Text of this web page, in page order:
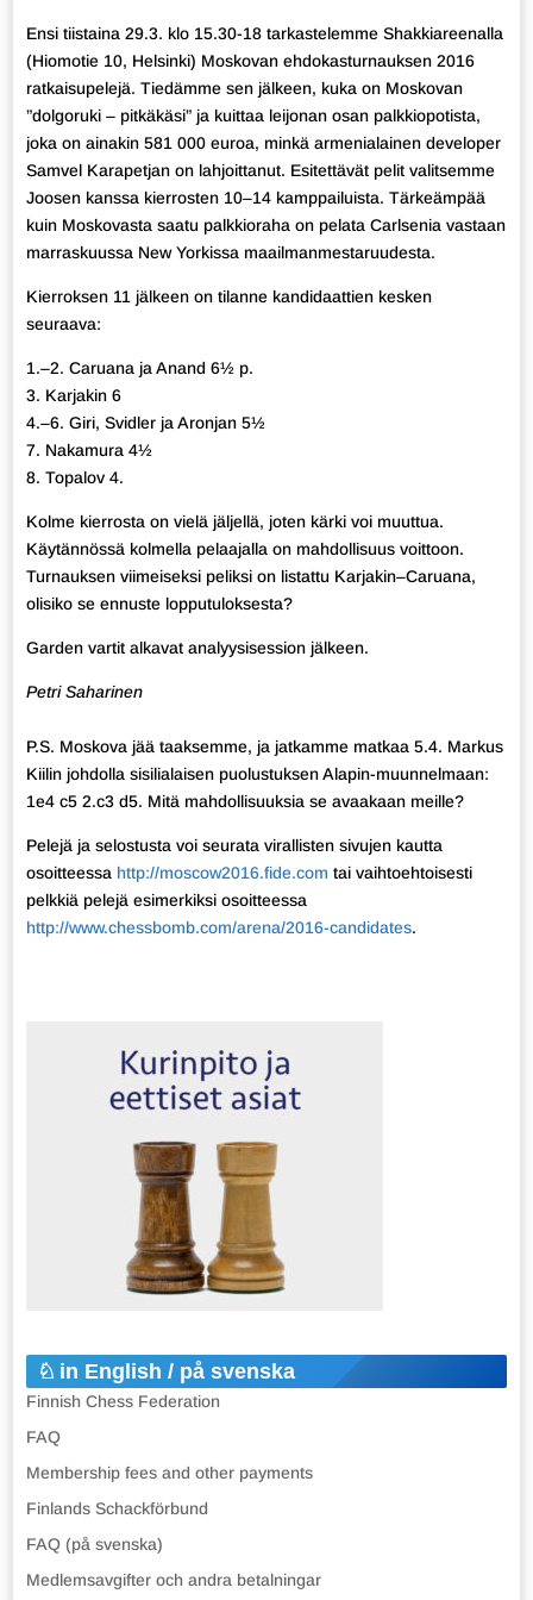
Ensi tiistaina 29.3. klo 15.30-18 tarkastelemme Shakkiareenalla
(Hiomotie 10, Helsinki) Moskovan ehdokasturnauksen 2016
ratkaisupelejä. Tiedämme sen jälkeen, kuka on Moskovan
”dolgoruki – pitkäkäsi” ja kuittaa leijonan osan palkkiopotista,
joka on ainakin 581 000 euroa, minkä armenialainen developer
Samvel Karapetjan on lahjoittanut. Esitettävät pelit valitsemme
Joosen kanssa kierrosten 10–14 kamppailuista. Tärkeämpää
kuin Moskovasta saatu palkkioraha on pelata Carlsenia vastaan
marraskuussa New Yorkissa maailmanmestaruudesta.
Kierroksen 11 jälkeen on tilanne kandidaattien kesken
seuraava:
1.–2. Caruana ja Anand 6½ p.
3. Karjakin 6
4.–6. Giri, Svidler ja Aronjan 5½
7. Nakamura 4½
8. Topalov 4.
Kolme kierrosta on vielä jäljellä, joten kärki voi muuttua.
Käytännössä kolmella pelaajalla on mahdollisuus voittoon.
Turnauksen viimeiseksi peliksi on listattu Karjakin–Caruana,
olisiko se ennuste lopputuloksesta?
Garden vartit alkavat analyysisession jälkeen.
Petri Saharinen
P.S. Moskova jää taaksemme, ja jatkamme matkaa 5.4. Markus
Kiilin johdolla sisilialaisen puolustuksen Alapin-muunnelmaan:
1e4 c5 2.c3 d5. Mitä mahdollisuuksia se avaakaan meille?
Pelejä ja selostusta voi seurata virallisten sivujen kautta
osoitteessa http://moscow2016.fide.com tai vaihtoehtoisesti
pelkkiä pelejä esimerkiksi osoitteessa
http://www.chessbomb.com/arena/2016-candidates.
in English / på svenska
Finnish Chess Federation
FAQ
Membership fees and other payments
Finlands Schackförbund
FAQ (på svenska)
Medlemsavgifter och andra betalningar